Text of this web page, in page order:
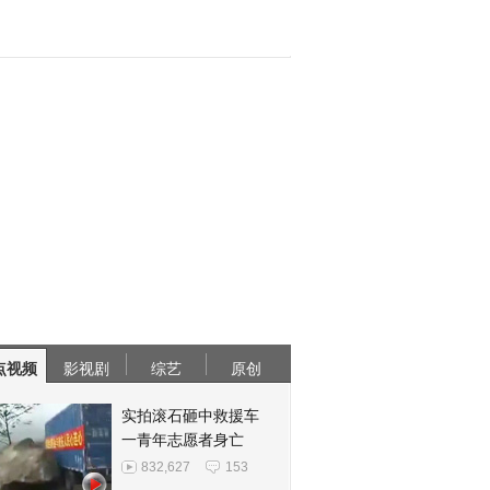
视频 影视剧 综艺 原创
实拍滚石砸中救援车
一青年志愿者身亡
832,627 153